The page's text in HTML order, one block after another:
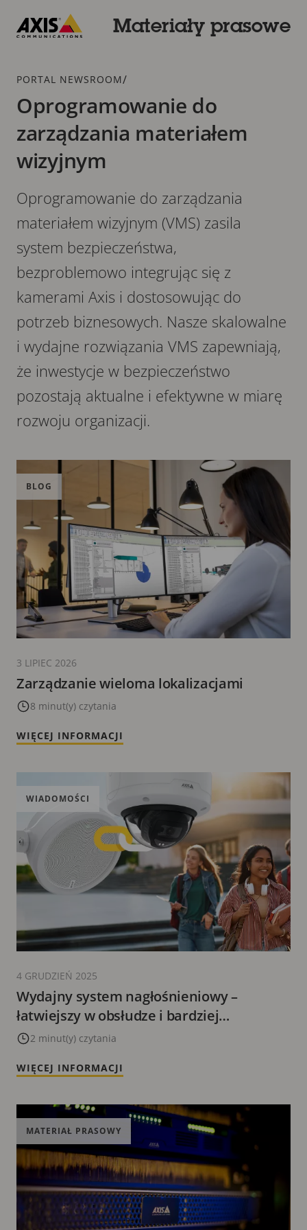
głównej
Materiały prasowe
Dodatek
PORTAL NEWSROOM/
Oprogramowanie do
zarządzania materiałem
wizyjnym
Oprogramowanie do zarządzania
materiałem wizyjnym (VMS) zasila
system bezpieczeństwa,
bezproblemowo integrując się z
kamerami Axis i dostosowując do
potrzeb biznesowych. Nasze skalowalne
i wydajne rozwiązania VMS zapewniają,
że inwestycje w bezpieczeństwo
pozostają aktualne i efektywne w miarę
rozwoju organizacji.
Zarządzanie wieloma lokalizacjami
8 minut(y) czytania
BLOG
3 LIPIEC 2026
WIĘCEJ INFORMACJI
Wydajny system nagłośnieniowy –
łatwiejszy w obsłudze i bardziej
elastyczny
2 minut(y) czytania
WIADOMOŚCI
4 GRUDZIEŃ 2025
WIĘCEJ INFORMACJI
MATERIAŁ PRASOWY